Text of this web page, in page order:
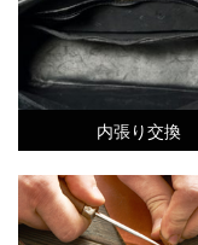
内張り交換